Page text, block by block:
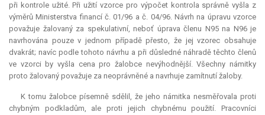
při kontrole užité. Při užití vzorce pro výpočet kontrola správně vyšla z
výměrů Ministerstva financí č. 01/96 a č. 04/96. Návrh na úpravu vzorce
považuje žalovaný za spekulativní, neboť úprava členu N95 na N96 je
navrhována pouze v jednom případě přesto, že jej vzorec obsahuje
dvakrát; navíc podle tohoto návrhu a při důsledné náhradě těchto členů
ve vzorci by vyšla cena pro žalobce nevýhodnější. Všechny námitky
proto žalovaný považuje za neoprávněné a navrhuje zamítnutí žaloby.
K tomu žalobce písemně sdělil, že jeho námitka nesměřovala proti
chybným podkladům, ale proti jejich chybnému použití. Pracovníci